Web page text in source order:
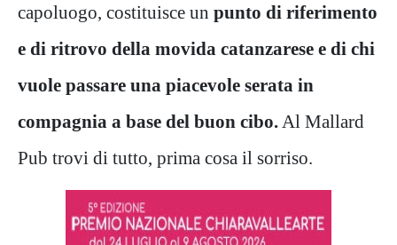
capoluogo, costituisce un punto di riferimento
e di ritrovo della movida catanzarese e di chi
vuole passare una piacevole serata in
compagnia a base del buon cibo. Al Mallard
Pub trovi di tutto, prima cosa il sorriso.